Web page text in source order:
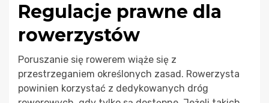
Regulacje prawne dla
rowerzystów
Poruszanie się rowerem wiąże się z
przestrzeganiem określonych zasad. Rowerzysta
powinien korzystać z dedykowanych dróg